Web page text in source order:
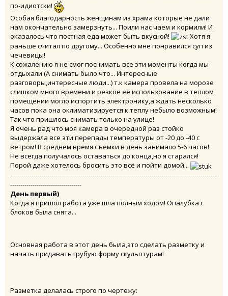
по-идиотски!
Особая благодарность женщинам из храма которые не дали
нам окончательно замерзнуть... Поили нас чаем и кормили! И
оказалось что постная еда может быть вкусной!
Хотя я
раньше считал по другому... Особенно мне понравился суп из
чечевицы!
К сожалению я не смог поснимать все эти моменты когда мы
отдыхали (А снимать было что... Интересные
разговоры,интересные люди...) т.к камера провела на морозе
слишком много времени и резкое её использование в теплом
помещении могло испортить электронику,а ждать несколько
часов пока она оклиматизируется к теплу небыло возможным!
Так что пришлось снимать только на улице!
Я очень рад что моя камера в очередной раз стойко
выдержала все эти перепады температуры от -20 до -40 с
ветром! В среднем время съемки в день занимало 5-6 часов!
Не всегда получалось оставаться до конца,но я старался!
Порой даже хотелось бросить это всё и пойти домой...
------------------------------------------------------------------------------------------------------
-----------------------------------
День первый)
Когда я пришол работа уже шла полным ходом! Опалубка с
блоков была снята...
Основная работа в этот день была,это сделать разметку и
начать придавать грубую форму скульптурам!
Разметка делалась строго по чертежу: